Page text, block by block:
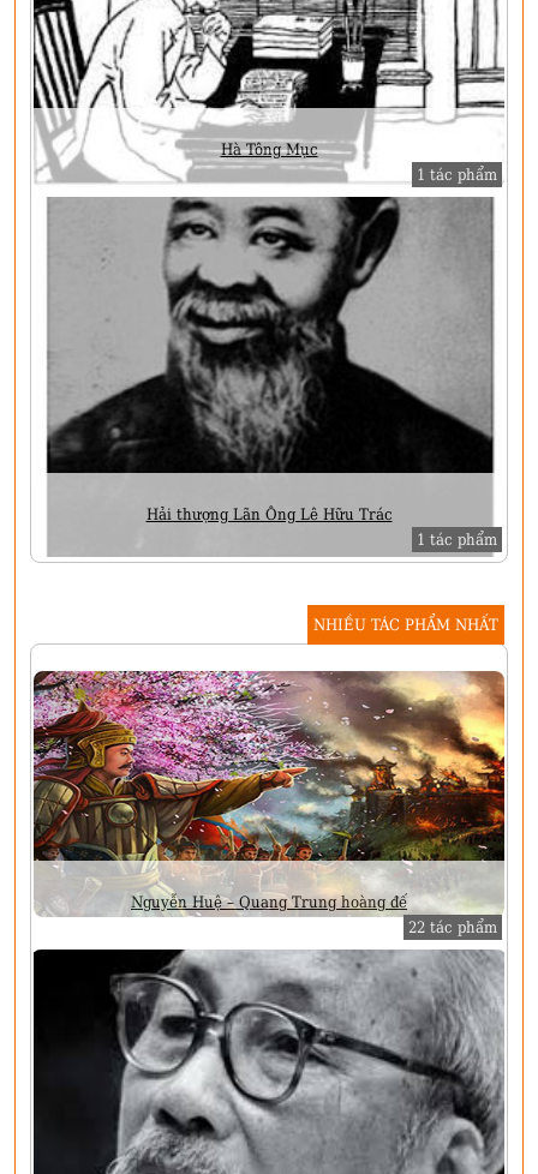
Hà Tông Mục
1 tác phẩm
Hải thượng Lãn Ông Lê Hữu Trác
1 tác phẩm
NHIỀU TÁC PHẨM NHẤT
Nguyễn Huệ – Quang Trung hoàng đế
22 tác phẩm